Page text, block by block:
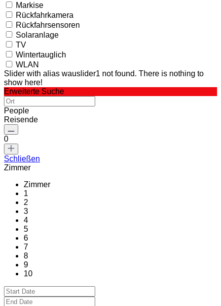
Markise
Rückfahrkamera
Rückfahrsensoren
Solaranlage
TV
Wintertauglich
WLAN
Slider with alias wauslider1 not found. There is nothing to
show here!
Erweiterte Suche
People
Reisende
0
Schließen
Zimmer
Zimmer
1
2
3
4
5
6
7
8
9
10